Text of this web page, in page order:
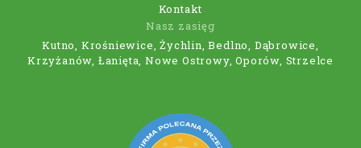
Kontakt
Nasz zasięg
Kutno, Krośniewice, Żychlin, Bedlno, Dąbrowice,
Krzyżanów, Łanięta, Nowe Ostrowy, Oporów, Strzelce